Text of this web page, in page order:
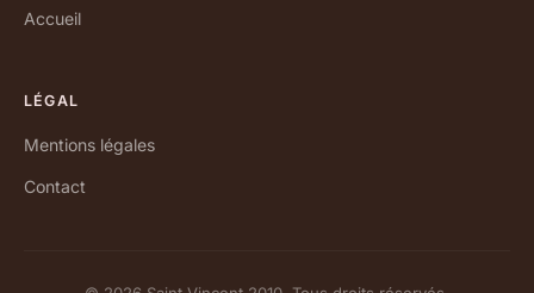
Accueil
LÉGAL
Mentions légales
Contact